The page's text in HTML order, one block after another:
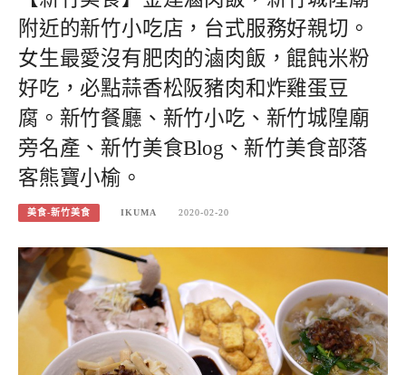
附近的新竹小吃店，台式服務好親切。
女生最愛沒有肥肉的滷肉飯，餛飩米粉
好吃，必點蒜香松阪豬肉和炸雞蛋豆
腐。新竹餐廳、新竹小吃、新竹城隍廟
旁名產、新竹美食Blog、新竹美食部落
客熊寶小榆。
美食-新竹美食 IKUMA 2020-02-20